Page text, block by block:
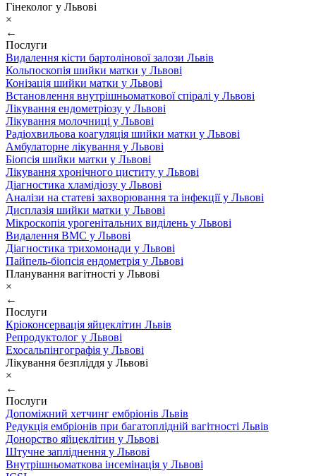
Гінеколог у Львові
×
←
Послуги
Видалення кісти бартолінової залози Львів
Кольпоскопія шийки матки у Львові
Конізація шийки матки у Львові
Встановлення внутрішньоматкової спіралі у Львові
Лікування ендометріозу у Львові
Лікування молочниці у Львові
Радіохвильова коагуляція шийки матки у Львові
Амбулаторне лікування у Львові
Біопсія шийки матки у Львові
Лікування хронічного циститу у Львові
Діагностика хламідіозу у Львові
Аналізи на статеві захворювання та інфекції у Львові
Дисплазія шийки матки у Львові
Мікроскопія урогенітальних виділень у Львові
Видалення ВМС у Львові
Діагностика трихомонади у Львові
Пайпель-біопсія ендометрія у Львові
Планування вагітності у Львові
×
←
Послуги
Кріоконсервація яйцеклітин Львів
Репродуктолог у Львові
Ехосальпінгографія у Львові
Лікування безпліддя у Львові
×
←
Послуги
Допоміжний хетчинг ембріонів Львів
Редукція ембріонів при багатоплідній вагітності Львів
Донорство яйцеклітин у Львові
Штучне запліднення у Львові
Внутрішньоматкова інсемінація у Львові